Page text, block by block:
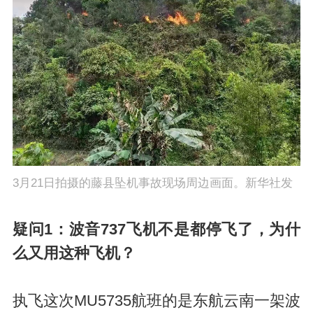
3月21日拍摄的藤县坠机事故现场周边画面。新华社发
疑问1：波音737飞机不是都停飞了，为什
么又用这种飞机？
执飞这次MU5735航班的是东航云南一架波